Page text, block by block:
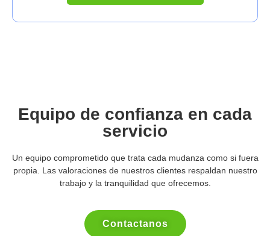
Equipo de confianza en cada
servicio
Un equipo comprometido que trata cada mudanza como si fuera
propia. Las valoraciones de nuestros clientes respaldan nuestro
trabajo y la tranquilidad que ofrecemos.
Contactanos